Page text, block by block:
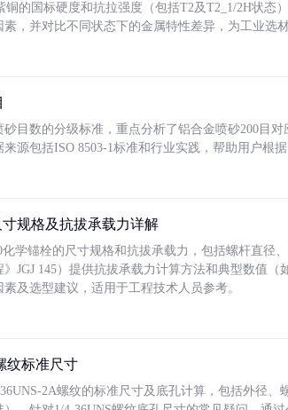
铜的国标硬度和抗拉强度（包括T2及T2_1/2H状态
，并对比不同状态下的金属特性差异，为工业选材
目数的分级标准，重点分析了铝合金喷砂200目
源包括ISO 8503-1标准和行业实践，帮助用户根
规格及抗拔承载力详解
学锚栓的尺寸规格和抗拔承载力，包括螺杆直径
JGJ 145）提供抗拔承载力计算方法和典型数值
及选型建议，适用于工程技术人员参考。
纹标准尺寸
2A螺纹的标准尺寸及底孔计算，包括外径